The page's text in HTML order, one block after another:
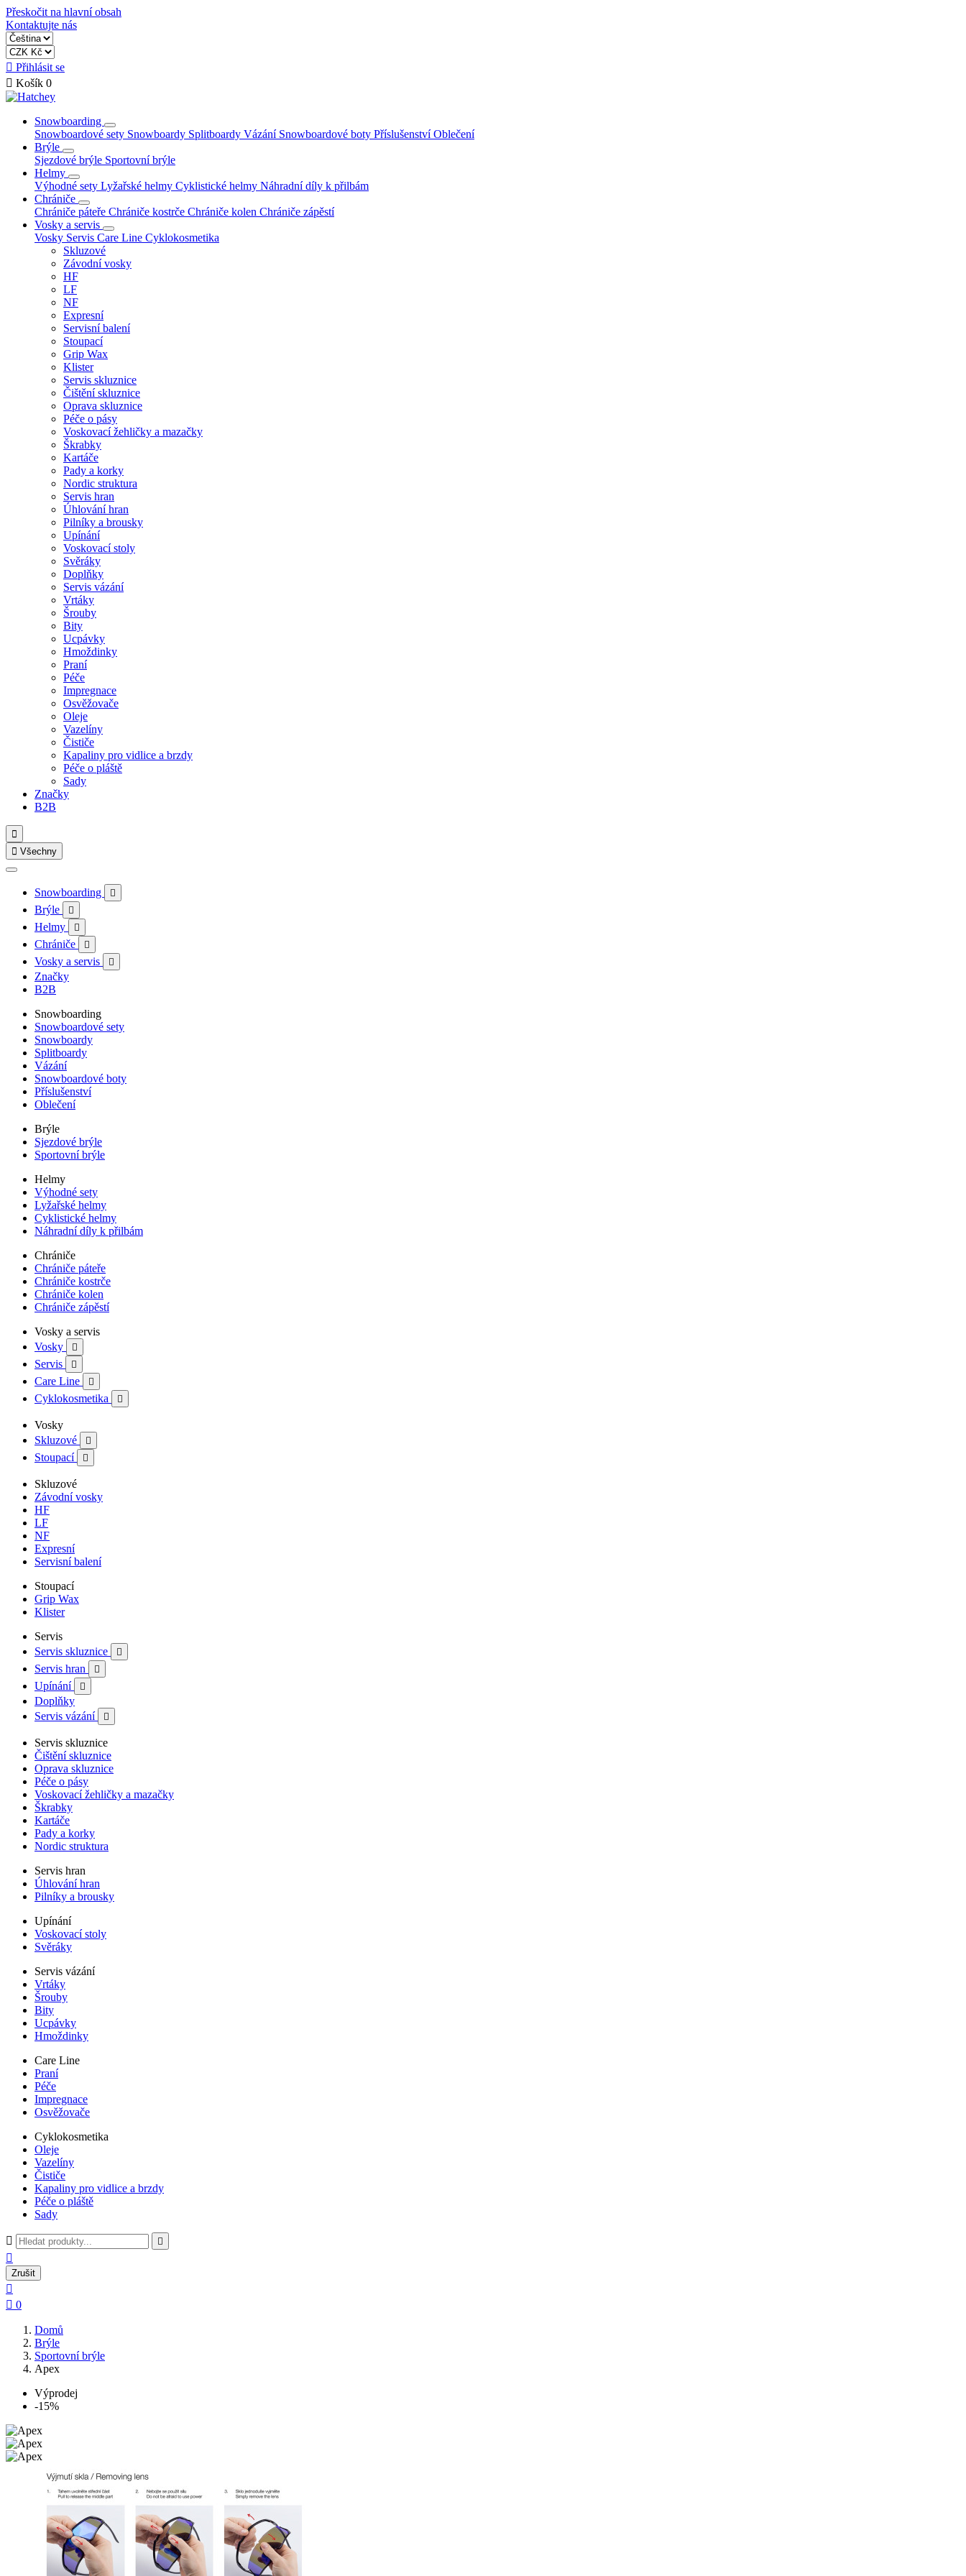
Přeskočit na hlavní obsah
Kontaktujte nás
 Přihlásit se
 Košík 0
Snowboarding
Snowboardové sety Snowboardy Splitboardy Vázání Snowboardové boty PříslušenstvíOblečení
Brýle
Sjezdové brýle Sportovní brýle
Helmy
Výhodné sety Lyžařské helmy Cyklistické helmy Náhradní díly k přilbám
Chrániče
Chrániče páteře Chrániče kostrče Chrániče kolen Chrániče zápěstí
Vosky a servis
Vosky Servis Care Line Cyklokosmetika
Skluzové
Závodní vosky
HF
LF
NF
Expresní
Servisní balení
Stoupací
Grip Wax
Klister
Servis skluznice
Čištění skluznice
Oprava skluznice
Péče o pásy
Voskovací žehličky a mazačky
Škrabky
Kartáče
Pady a korky
Nordic struktura
Servis hran
Úhlování hran
Pilníky a brousky
Upínání
Voskovací stoly
Svěráky
Doplňky
Servis vázání
Vrtáky
Šrouby
Bity
Ucpávky
Hmoždinky
Praní
Péče
Impregnace
Osvěžovače
Oleje
Vazelíny
Čističe
Kapaliny pro vidlice a brzdy
Péče o pláště
Sady
Značky
B2B

 Všechny
Snowboarding 
Brýle 
Helmy 
Chrániče 
Vosky a servis 
Značky
B2B
Snowboarding
Snowboardové sety
Snowboardy
Splitboardy
Vázání
Snowboardové boty
Příslušenství
Oblečení
Brýle
Sjezdové brýle
Sportovní brýle
Helmy
Výhodné sety
Lyžařské helmy
Cyklistické helmy
Náhradní díly k přilbám
Chrániče
Chrániče páteře
Chrániče kostrče
Chrániče kolen
Chrániče zápěstí
Vosky a servis
Vosky

Servis 
Care Line 
Cyklokosmetika 
Vosky
Skluzové

Stoupací 
Skluzové
Závodní vosky
HF
LF
NF
Expresní
Servisní balení
Stoupací
Grip Wax
Klister
Servis
Servis skluznice

Servis hran 
Upínání 
Doplňky
Servis vázání

Servis skluznice
Čištění skluznice
Oprava skluznice
Péče o pásy
Voskovací žehličky a mazačky
Škrabky
Kartáče
Pady a korky
Nordic struktura
Servis hran
Úhlování hran
Pilníky a brousky
Upínání
Voskovací stoly
Svěráky
Servis vázání
Vrtáky
Šrouby
Bity
Ucpávky
Hmoždinky
Care Line
Praní
Péče
Impregnace
Osvěžovače
Cyklokosmetika
Oleje
Vazelíny
Čističe
Kapaliny pro vidlice a brzdy
Péče o pláště
Sady
 

Zrušit

 0
Domů
Brýle
Sportovní brýle
Apex
Výprodej
-15%